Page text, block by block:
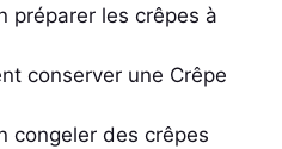
préparer les crêpes à
conserver une Crêpe
congeler des crêpes